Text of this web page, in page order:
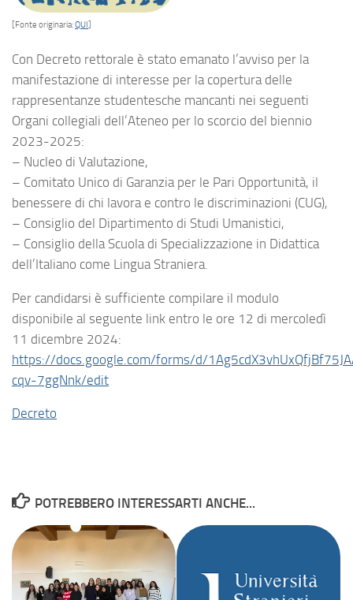
[Fonte originaria:QUI
Con Decreto rettorale è stato emanato l’avviso per la
manifestazione di interesse per la copertura delle
rappresentanze studentesche mancanti nei seguenti
Organi collegiali dell’Ateneo per lo scorcio del biennio
2023-2025:
– Nucleo di Valutazione,
– Comitato Unico di Garanzia per le Pari Opportunità, il
benessere di chi lavora e contro le discriminazioni (CUG),
– Consiglio del Dipartimento di Studi Umanistici,
– Consiglio della Scuola di Specializzazione in Didattica
dell’Italiano come Lingua Straniera.
Per candidarsi è sufficiente compilare il modulo
disponibile al seguente link entro le ore 12 di mercoledì
11 dicembre 2024:
https://docs.google.com/forms/d/
cqv-7ggNnk/edit
Decreto
POTREBBERO INTERESSARTI ANCHE...